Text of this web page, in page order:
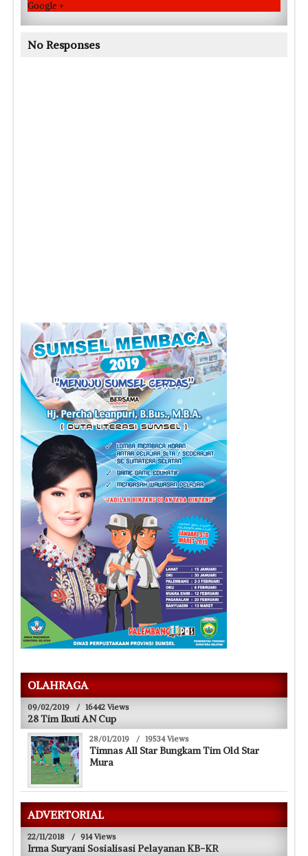
Google +
No Responses
OLAHRAGA
09/02/2019 / 16442 Views
28 Tim Ikuti AN Cup
28/01/2019 / 19534 Views
Timnas All Star Bungkam Tim Old Star
Mura
ADVERTORIAL
22/11/2018 / 914 Views
Irma Suryani Sosialisasi Pelayanan KB-KR